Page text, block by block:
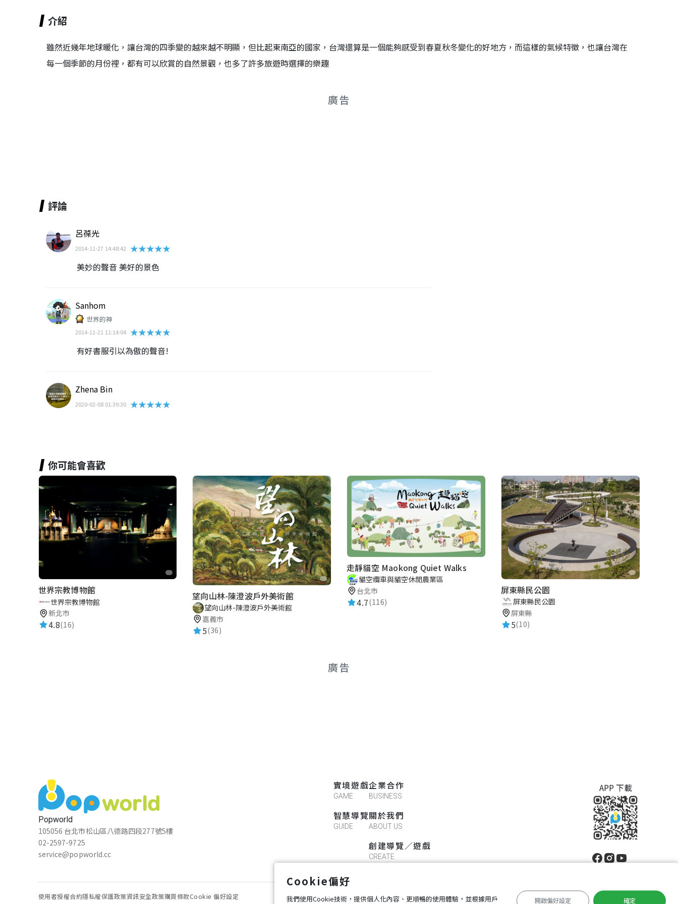
介紹
雖然近幾年地球暖化，讓台灣的四季變的越來越不明顯，但比起東南亞的國家，台灣還算是一個能夠感受到春夏秋冬變化的好地方，而這樣的氣候特徵，也讓台灣在
每一個季節的月份裡，都有可以欣賞的自然景觀，也多了許多旅遊時選擇的樂趣
廣告
評論
呂葆光
2014-11-27 14:48:42
★★★★★
美妙的聲音 美好的景色
Sanhom
世界的神
2014-11-21 11:14:04 ★★★★★
有好書服引以為傲的聲音!
Zhena Bin
2020-02-08 01:39:30 ★★★★★
你可能會喜歡
世界宗教博物館
世界宗教博物館
新北市
4.8(16)
望向山林-陳澄波戶外美術館
望向山林-陳澄波戶外美術館
嘉義市
5(36)
走靜貓空 Maokong Quiet Walks
貓空纜車與貓空休閒農業區
台北市
4.7(116)
屏東縣民公園
屏東縣民公園
屏東縣
5(10)
廣告
Popworld
105056 台北市松山區八德路四段277號5樓
02-2597-9725
service@popworld.cc
實境遊戲
GAME
智慧導覽
GUIDE
企業合作
BUSINESS
關於我們
ABOUT US
創建導覽／遊戲
CREATE
APP 下載
使用者授權合約隱私權保護政策資訊安全政策購買條款Cookie 偏好設定
Cookie偏好
我們使用Cookie技術，提供個人化內容、更順暢的使用體驗，並根據用戶 開啟偏好設定 確定